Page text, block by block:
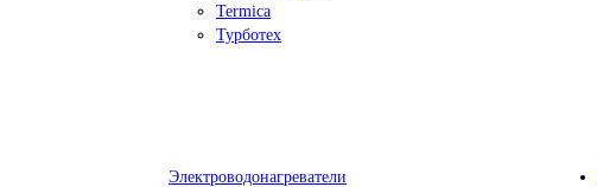
Termica
Турботех
Электроводонагреватели